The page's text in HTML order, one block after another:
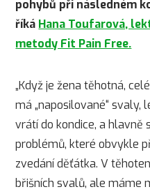
pohybů při následném
říká Hana Toufarová,
metody Fit Pain Free.
„Když je žena těhotná,
má „naposilované“ svaly,
vrátí do kondice, a hlavně
problémů, které obvykle
zvedání děťátka. V
břišních svalů, ale máme